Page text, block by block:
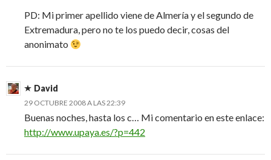
PD: Mi primer apellido viene de Almería y el segundo de
Extremadura, pero no te los puedo decir, cosas del
anonimato
David
29 OCTUBRE 2008 A LAS 22:39
Buenas noches, hasta los c… Mi comentario en este enlace:
http://www.upaya.es/?p=442